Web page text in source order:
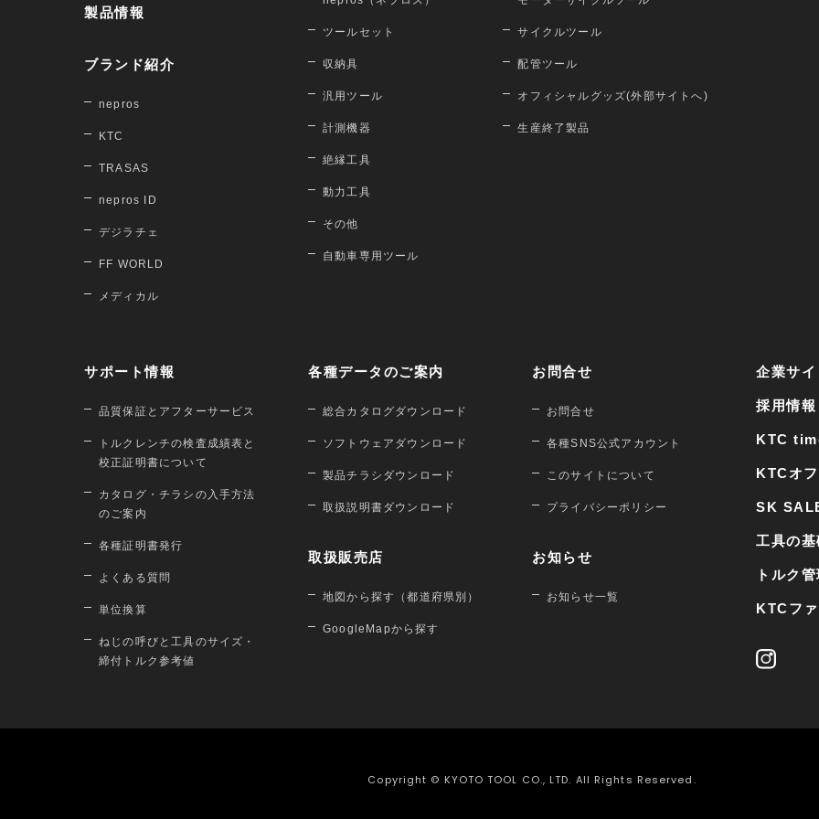
製品情報
ブランド紹介
nepros
KTC
TRASAS
nepros ID
デジラチェ
FF WORLD
メディカル
ツールセット
収納具
汎用ツール
計測機器
絶縁工具
動力工具
その他
自動車専用ツール
サイクルツール
配管ツール
オフィシャルグッズ(外部サイトへ)
生産終了製品
サポート情報
品質保証とアフターサービス
トルクレンチの検査成績表と
校正証明書について
カタログ・チラシの入手方法
のご案内
各種証明書発行
よくある質問
単位換算
ねじの呼びと工具のサイズ・
締付トルク参考値
各種データのご案内
総合カタログダウンロード
ソフトウェアダウンロード
製品チラシダウンロード
取扱説明書ダウンロード
取扱販売店
地図から探す（都道府県別）
GoogleMapから探す
お問合せ
お問合せ
各種SNS公式アカウント
このサイトについて
プライバシーポリシー
お知らせ
お知らせ一覧
企業サイ
採用情報
KTC
KTCオ
SK
工具の
トルク
KTCフ
Copyright © KYOTO TOOL CO., LTD. All Rights Reserved.